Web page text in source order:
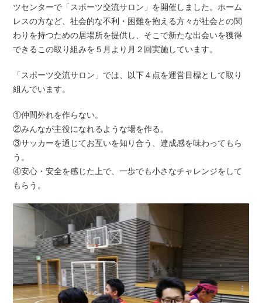
ツセンターで「スポーツ交流サロン」を開催しました。ホーム
レスの方など、社会的な不利・困難を抱える方々が社会との関
わりを持つための居場所を提供し、そこで新たな出会いを獲得
できるこの取り組みを５月より月２回実施しています。
「スポーツ交流サロン」では、以下４点を運営目標として取り
組んでいます。
①仲間外れを作らない。
②みんなが主役になれるような場を作る。
③サッカーを通じてお互いを知り合う、達成感を味わってもら
う。
④安心・安全を感じた上で、一歩でも小さなチャレンジをして
もらう。